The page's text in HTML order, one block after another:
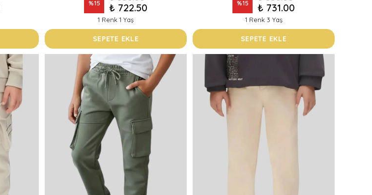
%15
₺ 722.50
1 Renk 1 Yaş
SEPETE EKLE
%15
₺ 731.00
1 Renk 3 Yaş
SEPETE EKLE